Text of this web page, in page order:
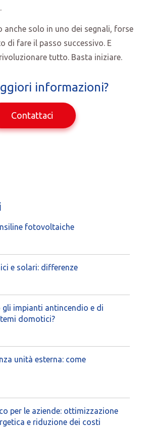
anche solo in uno dei segnali, forse
di fare il passo successivo. E
tutto. Basta iniziare.
informazioni?
Contattaci
fotovoltaiche
e solari: differenze
gli impianti antincendio e di
domotici?
unità esterna: come
per le aziende: ottimizzazione
e riduzione dei costi